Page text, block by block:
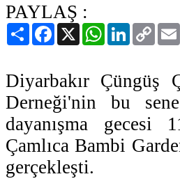
PAYLAŞ :
PaylaşFacebook
X WhatsAppLinkedIn
Copy
Link
Diyarbakır Çüngüş
Derneği'nin bu
dayanışma gecesi
Çamlıca Bambi
gerçekleşti.